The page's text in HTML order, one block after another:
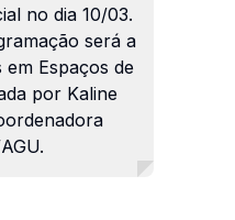
no dia 10/03.
será a
Espaços de
por Kaline